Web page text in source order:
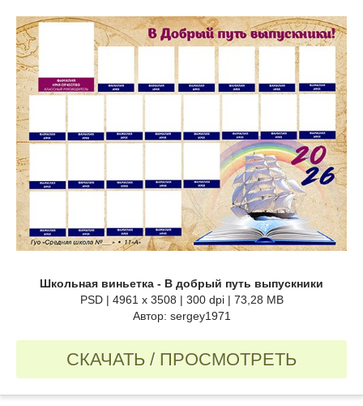
Школьная виньетка - В добрый путь выпускники
PSD | 4961 x 3508 | 300 dpi | 73,28 MB
Автор: sergey1971
СКАЧАТЬ / ПРОСМОТРЕТЬ